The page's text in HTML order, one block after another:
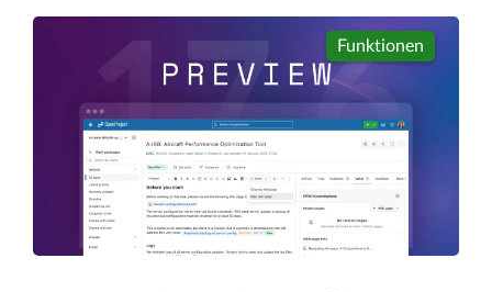
Funktionen